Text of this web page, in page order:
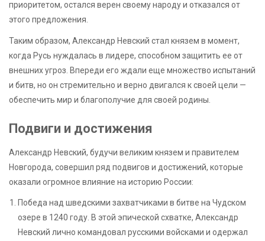
приоритетом, остался верен своему народу и отказался от
этого предложения.
Таким образом, Александр Невский стал князем в момент,
когда Русь нуждалась в лидере, способном защитить ее от
внешних угроз. Впереди его ждали еще множество испытаний
и битв, но он стремительно и верно двигался к своей цели —
обеспечить мир и благополучие для своей родины.
Подвиги и достижения
Александр Невский, будучи великим князем и правителем
Новгорода, совершил ряд подвигов и достижений, которые
оказали огромное влияние на историю России:
Победа над шведскими захватчиками в битве на Чудском
озере в 1240 году. В этой эпической схватке, Александр
Невский лично командовал русскими войсками и одержал